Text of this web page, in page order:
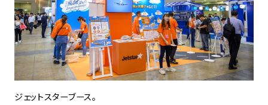
ジェットスターブース。